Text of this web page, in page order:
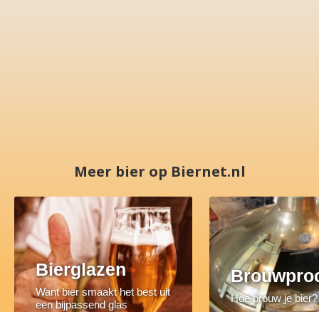
Meer bier op Biernet.nl
Bierglazen
Want bier smaakt het best uit
een bijpassend glas
Hoe brouw je bier?